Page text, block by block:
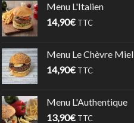
Menu L'Italien
14,90€ TTC
Menu Le Chèvre Miel
14,90€ TTC
Menu L'Authentique
13,90€ TTC